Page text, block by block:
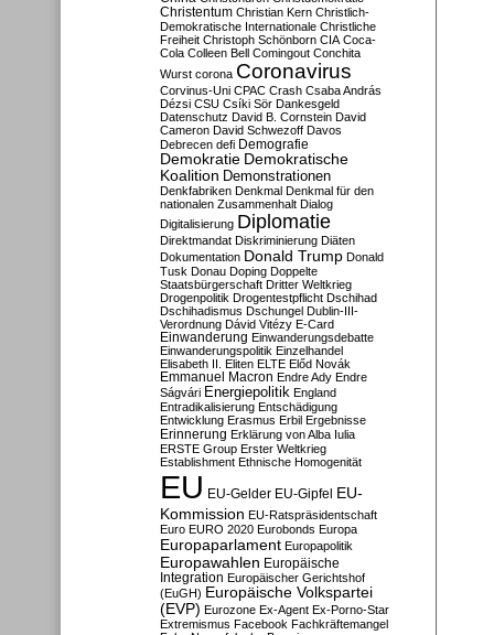
Christentum Christian Kern Christlich-
Demokratische Internationale Christliche
Freiheit Christoph Schönborn CIA Coca-
Cola Colleen Bell Comingout Conchita
Wurst corona Coronavirus
Corvinus-Uni CPAC Crash Csaba András
Dézsi CSU Csíki Sör Dankesgeld
Datenschutz David B. Cornstein David
Cameron David Schwezoff Davos
Debrecen defi Demografie
Demokratie Demokratische
Koalition Demonstrationen
Denkfabriken Denkmal Denkmal für den
nationalen Zusammenhalt Dialog
Digitalisierung Diplomatie
Direktmandat Diskriminierung Diäten
Dokumentation Donald Trump Donald
Tusk Donau Doping Doppelte
Staatsbürgerschaft Dritter Weltkrieg
Drogenpolitik Drogentestpflicht Dschihad
Dschihadismus Dschungel Dublin-III-
Verordnung Dávid Vitézy E-Card
Einwanderung Einwanderungsdebatte
Einwanderungspolitik Einzelhandel
Elisabeth II. Eliten ELTE Előd Novák
Emmanuel Macron Endre Ady Endre
Ságvári Energiepolitik England
Entradikalisierung Entschädigung
Entwicklung Erasmus Erbil Ergebnisse
Erinnerung Erklärung von Alba Iulia
ERSTE Group Erster Weltkrieg
Establishment Ethnische Homogenität
EU EU-Gelder EU-Gipfel EU-
Kommission EU-Ratspräsidentschaft
Euro EURO 2020 Eurobonds Europa
Europaparlament Europapolitik
Europawahlen Europäische
Integration Europäischer Gerichtshof
(EuGH) Europäische Volkspartei
(EVP) Eurozone Ex-Agent Ex-Porno-Star
Extremismus Facebook Fachkräftemangel